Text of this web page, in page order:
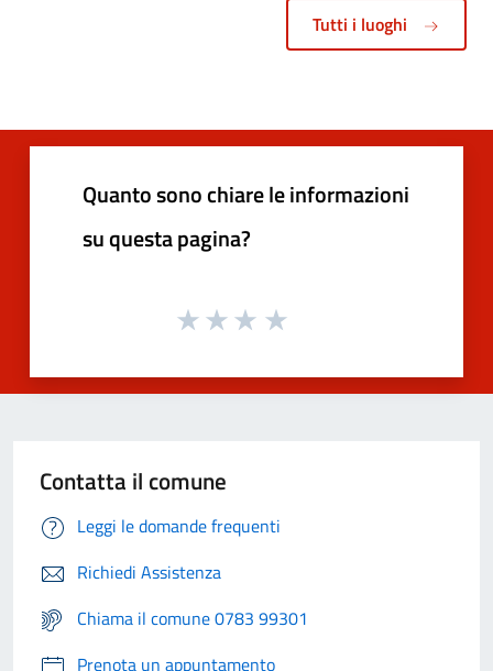
Tutti i luoghi
Quanto sono chiare le informazioni
su questa pagina?
Contatta il comune
Leggi le domande frequenti
Richiedi Assistenza
Chiama il comune 0783 99301
Prenota un appuntamento